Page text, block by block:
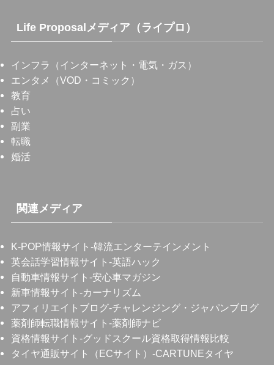
Life Proposalメディア（ライプロ）
インフラ（インターネット・電気・ガス）
エンタメ（VOD・コミック）
教育
占い
副業
転職
婚活
関連メディア
K-POP情報サイト -韓流エンターテインメント
英会話学習情報サイト -英語ハック
自動車情報サイト -安心車マガジン
新車情報サイト -カーナリズム
アフィリエイトブログ-チャレンジング・ジャパンブログ
薬剤師転職情報サイト -薬剤師ナビ
資格情報サイト -グッドスクール資格取得情報比較
タイヤ通販サイト（ECサイト） -CARTUNEタイヤ